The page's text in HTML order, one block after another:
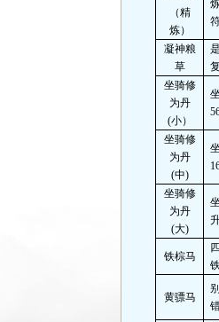
（精
炼）
凝神粮
草
坐骑修
为丹
(小）
坐骑修
为丹
(中)
坐骑修
为丹
(大)
铁棕马
黄骠马